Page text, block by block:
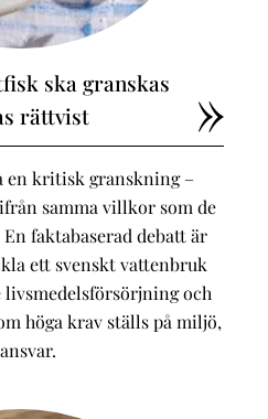
ska granskas
rättvist
en kritisk granskning –
samma villkor som de
faktabaserad debatt är
ett svenskt vattenbruk
och
höga krav ställs på miljö,